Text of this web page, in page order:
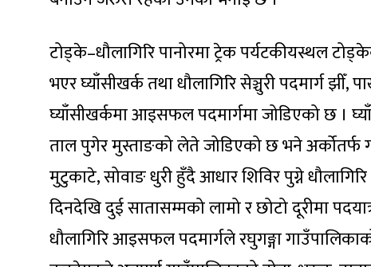
टोड्के–धौलागिरि पानोरमा ट्रेक पर्यटकीयस्थल
भएर घ्याँसीखर्क तथा धौलागिरि सेञ्चुरी पदमार्ग झीँ,
घ्याँसीखर्कमा आइसफल पदमार्गमा जोडिएको छ ।
ताल पुगेर मुस्ताङको लेते जोडिएको छ भने अर्कोतर्फ
मुटुकाटे, सोवाङ धुरी हुँदै आधार शिविर पुग्ने
दिनदेखि दुई सातासम्मको लामो र छोटो दूरीमा
धौलागिरि आइसफल पदमार्गले रघुगङ्गा